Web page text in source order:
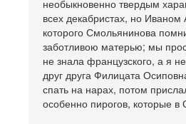
необыкновенно твердым
всех декабристах, но
которого Смольянинова
заботливою матерью; мы
не знала французского, а я
друг друга Филицата
спать на нарах, потом
особенно пирогов, которые